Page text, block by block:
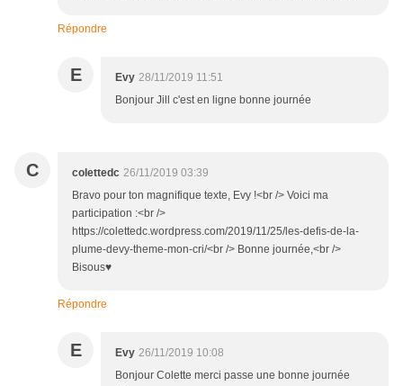
Répondre
E Evy 28/11/2019 11:51
Bonjour Jill c'est en ligne bonne journée
C colettedc 26/11/2019 03:39
Bravo pour ton magnifique texte, Evy !<br /> Voici ma
participation :<br />
https://colettedc.wordpress.com/2019/11/25/les-defis-de-la-
plume-devy-theme-mon-cri/<br /> Bonne journée,<br />
Bisous♥
Répondre
E Evy 26/11/2019 10:08
Bonjour Colette merci passe une bonne journée